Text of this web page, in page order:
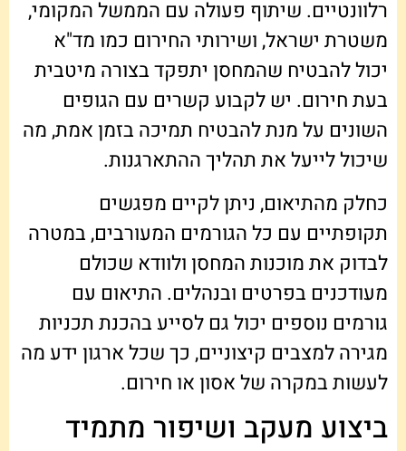
רלוונטיים. שיתוף פעולה עם הממשל המקומי,
משטרת ישראל, ושירותי החירום כמו מד"א
יכול להבטיח שהמחסן יתפקד בצורה מיטבית
בעת חירום. יש לקבוע קשרים עם הגופים
השונים על מנת להבטיח תמיכה בזמן אמת, מה
שיכול לייעל את תהליך ההתארגנות.
כחלק מהתיאום, ניתן לקיים מפגשים
תקופתיים עם כל הגורמים המעורבים, במטרה
לבדוק את מוכנות המחסן ולוודא שכולם
מעודכנים בפרטים ובנהלים. התיאום עם
גורמים נוספים יכול גם לסייע בהכנת תכניות
מגירה למצבים קיצוניים, כך שכל ארגון ידע מה
לעשות במקרה של אסון או חירום.
ביצוע מעקב ושיפור מתמיד